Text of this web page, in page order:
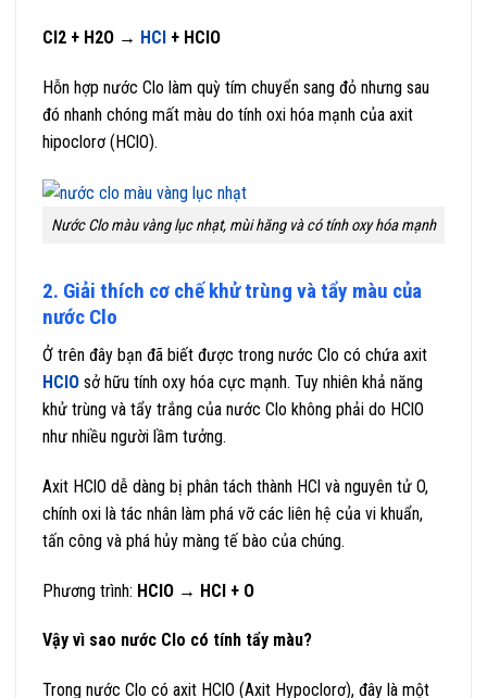
Cl2 + H2O → HCl + HClO
Hỗn hợp nước Clo làm quỳ tím chuyển sang đỏ nhưng sau
đó nhanh chóng mất màu do tính oxi hóa mạnh của axit
hipoclorơ (HClO).
Nước Clo màu vàng lục nhạt, mùi hăng và có tính oxy hóa mạnh
2. Giải thích cơ chế khử trùng và tẩy màu của
nước Clo
Ở trên đây bạn đã biết được trong nước Clo có chứa axit
HClO sở hữu tính oxy hóa cực mạnh. Tuy nhiên khả năng
khử trùng và tẩy trắng của nước Clo không phải do HClO
như nhiều người lầm tưởng.
Axit HClO dễ dàng bị phân tách thành HCl và nguyên tử O,
chính oxi là tác nhân làm phá vỡ các liên hệ của vi khuẩn,
tấn công và phá hủy màng tế bào của chúng.
Phương trình: HClO → HCl + O
Vậy vì sao nước Clo có tính tẩy màu?
Trong nước Clo có axit HClO (Axit Hypoclorơ), đây là một